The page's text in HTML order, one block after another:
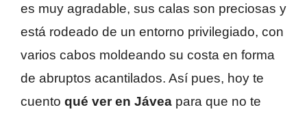
es muy agradable, sus calas son preciosas y
está rodeado de un entorno privilegiado, con
varios cabos moldeando su costa en forma
de abruptos acantilados. Así pues, hoy te
cuento qué ver en Jávea para que no te